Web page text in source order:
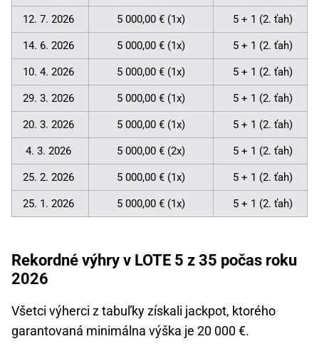
12. 7. 2026 5 000,00 € (1x) 5 + 1 (2. ťah)
14. 6. 2026 5 000,00 € (1x) 5 + 1 (2. ťah)
10. 4. 2026 5 000,00 € (1x) 5 + 1 (2. ťah)
29. 3. 2026 5 000,00 € (1x) 5 + 1 (2. ťah)
20. 3. 2026 5 000,00 € (1x) 5 + 1 (2. ťah)
4. 3. 2026 5 000,00 € (2x) 5 + 1 (2. ťah)
25. 2. 2026 5 000,00 € (1x) 5 + 1 (2. ťah)
25. 1. 2026 5 000,00 € (1x) 5 + 1 (2. ťah)
Rekordné výhry v LOTE 5 z 35 počas roku
2026
Všetci výherci z tabuľky získali jackpot, ktorého
garantovaná minimálna výška je 20 000 €.